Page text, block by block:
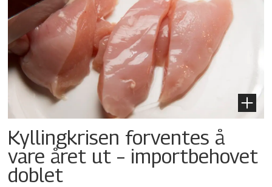
Kyllingkrisen forventes å
vare året ut – importbehovet
doblet